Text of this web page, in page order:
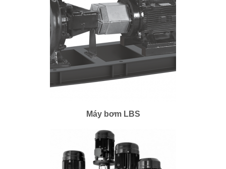
Máy bơm LBSMáy bơm LBS